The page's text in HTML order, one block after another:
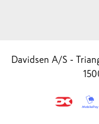
Davidsen A/S -